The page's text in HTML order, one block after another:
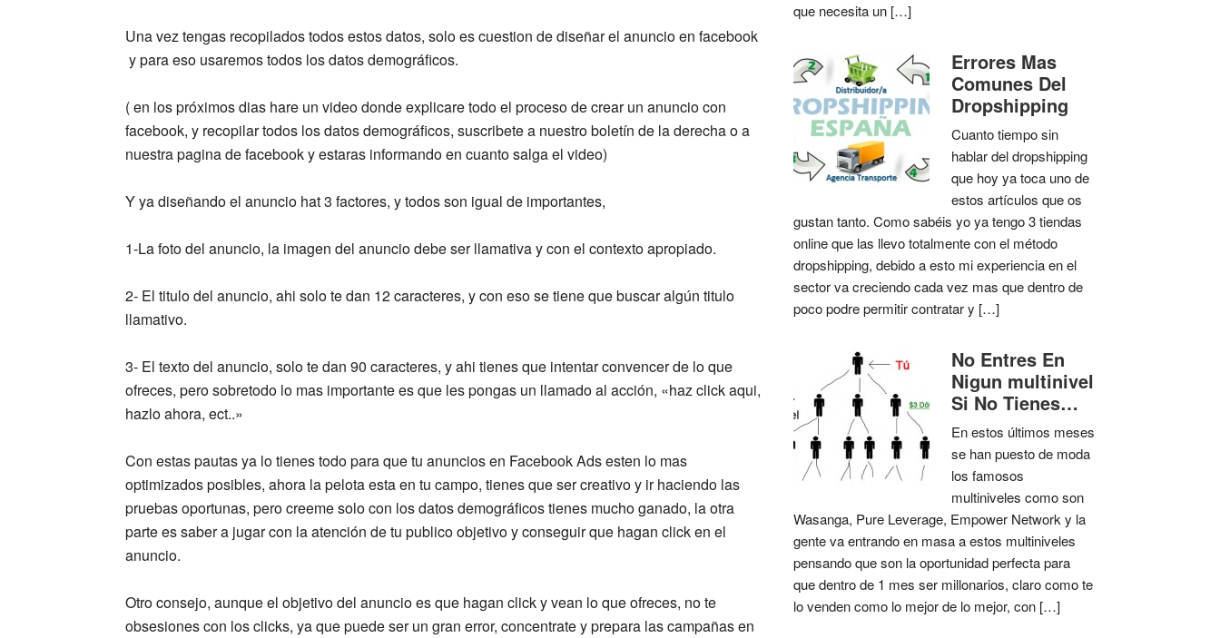
Una vez tengas recopilados todos estos datos, solo es cuestion de diseñar el anuncio en facebook
y para eso usaremos todos los datos demográficos.
( en los próximos dias hare un video donde explicare todo el proceso de crear un anuncio con
facebook, y recopilar todos los datos demográficos, suscribete a nuestro boletín de la derecha o a
nuestra pagina de facebook y estaras informando en cuanto salga el video)
Y ya diseñando el anuncio hat 3 factores, y todos son igual de importantes,
1-La foto del anuncio, la imagen del anuncio debe ser llamativa y con el contexto apropiado.
2- El titulo del anuncio, ahi solo te dan 12 caracteres, y con eso se tiene que buscar algún titulo
llamativo.
3- El texto del anuncio, solo te dan 90 caracteres, y ahi tienes que intentar convencer de lo que
ofreces, pero sobretodo lo mas importante es que les pongas un llamado al acción, «haz click aqui,
hazlo ahora, ect..»
Con estas pautas ya lo tienes todo para que tu anuncios en Facebook Ads esten lo mas
optimizados posibles, ahora la pelota esta en tu campo, tienes que ser creativo y ir haciendo las
pruebas oportunas, pero creeme solo con los datos demográficos tienes mucho ganado, la otra
parte es saber a jugar con la atención de tu publico objetivo y conseguir que hagan click en el
anuncio.
Otro consejo, aunque el objetivo del anuncio es que hagan click y vean lo que ofreces, no te
obsesiones con los clicks, ya que puede ser un gran error, concentrate y prepara las campañas en
que necesita un […]
Errores Mas
Comunes Del
Dropshipping
Cuanto tiempo sin
hablar del dropshipping
que hoy ya toca uno de
estos artículos que os
gustan tanto. Como sabéis yo ya tengo 3 tiendas
online que las llevo totalmente con el método
dropshipping, debido a esto mi experiencia en el
sector va creciendo cada vez mas que dentro de
poco podre permitir contratar y […]
No Entres En
Nigun multinivel
Si No Tienes…
En estos últimos meses
se han puesto de moda
los famosos
multiniveles como son
Wasanga, Pure Leverage, Empower Network y la
gente va entrando en masa a estos multiniveles
pensando que son la oportunidad perfecta para
que dentro de 1 mes ser millonarios, claro como te
lo venden como lo mejor de lo mejor, con […]